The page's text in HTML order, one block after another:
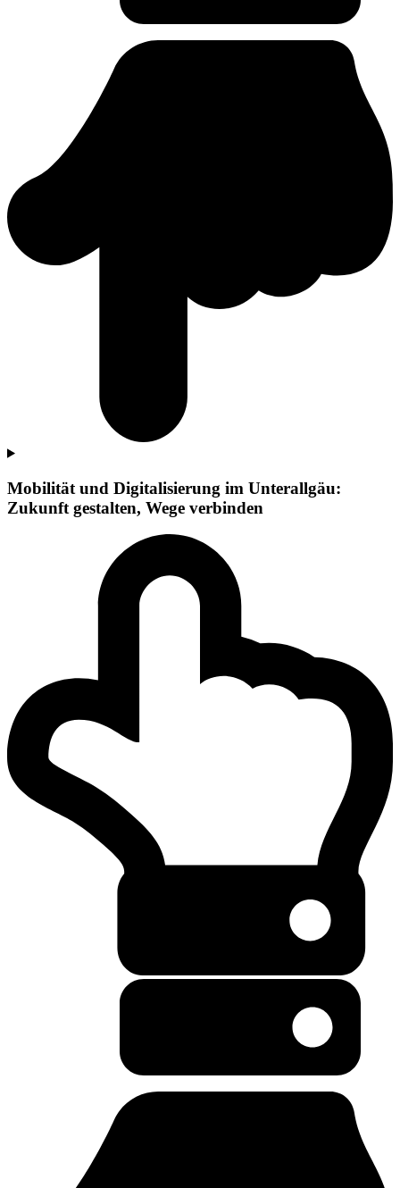
Mobilität und Digitalisierung im Unterallgäu:
Zukunft gestalten, Wege verbinden